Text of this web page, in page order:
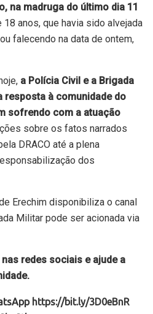
na madruga do último dia 11
18 anos, que havia sido alvejada
falecendo na data de ontem,
a Polícia Civil e a Brigada
resposta à comunidade do
sofrendo com a atuação
sobre os fatos narrados
DRACO até a plena
dos
Erechim disponibiliza o canal
Militar pode ser acionada via
redes sociais e ajude a
https://bit.ly/3D0eBnR